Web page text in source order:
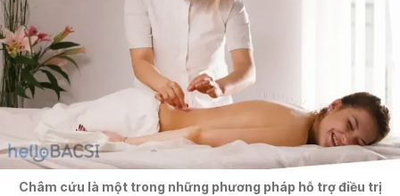
Châm cứu là một trong những phương pháp hỗ trợ điều trị